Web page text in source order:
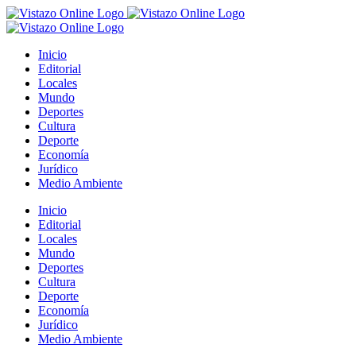
Saltar
al
Inicio
Editorial
Locales
Mundo
Deportes
Cultura
Deporte
Economía
Jurídico
Medio Ambiente
Inicio
Editorial
Locales
Mundo
Deportes
Cultura
Deporte
Economía
Jurídico
Medio Ambiente